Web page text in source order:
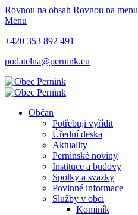
Rovnou na obsah Rovnou na menu
Menu
+420 353 892 491
podatelna@pernink.eu
Občan
Potřebuji vyřídit
Úřední deska
Aktuality
Perninské noviny
Instituce a budovy
Spolky a svazky
Povinné informace
Služby v obci
Kominík